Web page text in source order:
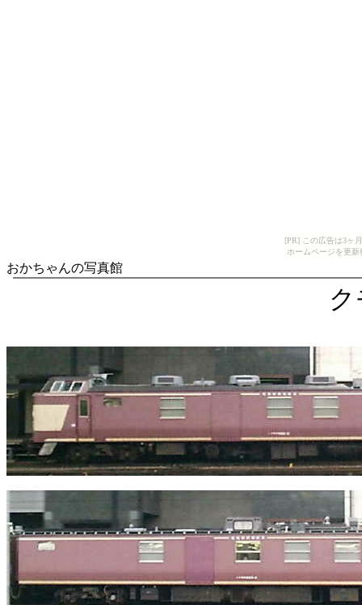
[PR] この広告は3ヶ
ホームページを更
おかちゃんの写真館